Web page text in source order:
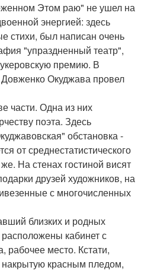
Этом раю" не ушел на
энергией: здесь
стихи, был написан очень
"упраздненный театр",
премию. В
Окуджава провел
части. Одна из них
поэта. Здесь
обстановка -
от среднестатистического
На стенах гостиной висят
друзей художников, на
с многочисленных
близких и родных
кабинет с
рабочее место. Кстати,
красным пледом,